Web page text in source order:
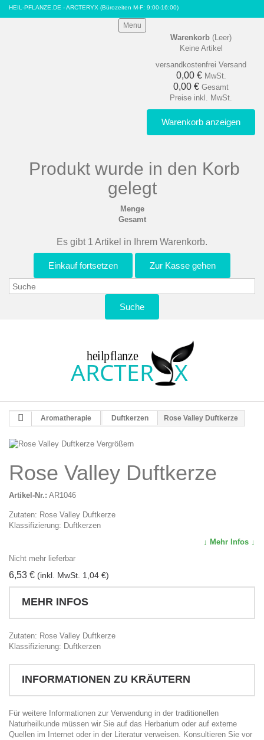
HEIL-PFLANZE.DE - ARCTERYX (Bürozeiten M-F: 9:00-16:00)
Menu
Warenkorb (Leer)
Keine Artikel
versandkostenfrei Versand
0,00 € MwSt.
0,00 € Gesamt
Preise inkl. MwSt.
Warenkorb anzeigen
Produkt wurde in den Korb
gelegt
Menge
Gesamt
Es gibt 1 Artikel in Ihrem Warenkorb.
Einkauf fortsetzen Zur Kasse gehen
Suche
Aromatherapie Duftkerzen Rose Valley Duftkerze
Vergrößern
Rose Valley Duftkerze
Artikel-Nr.: AR1046
Zutaten: Rose Valley Duftkerze
Klassifizierung: Duftkerzen
↓ Mehr Infos ↓
Nicht mehr lieferbar
6,53 € (inkl. MwSt. 1,04 €)
MEHR INFOS
Zutaten: Rose Valley Duftkerze
Klassifizierung: Duftkerzen
INFORMATIONEN ZU KRÄUTERN
Für weitere Informationen zur Verwendung in der traditionellen
Naturheilkunde müssen wir Sie auf das Herbarium oder auf externe
Quellen im Internet oder in der Literatur verweisen. Konsultieren Sie vor